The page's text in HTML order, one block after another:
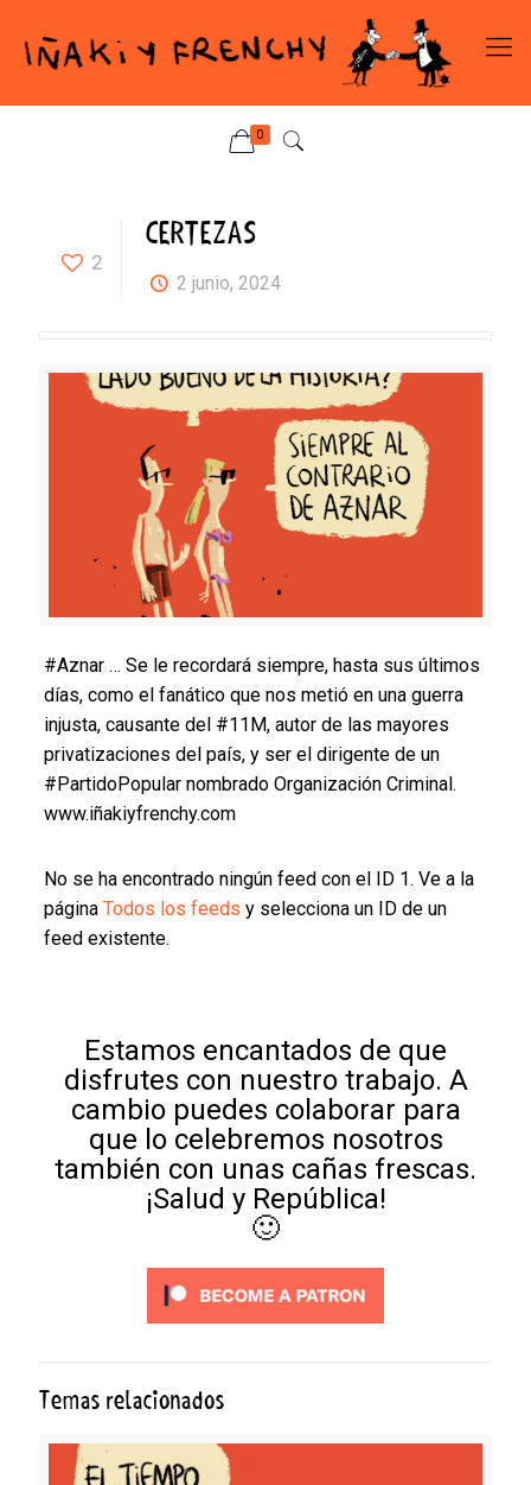
0
2
CERTEZAS
2 junio, 2024
#Aznar … Se le recordará siempre, hasta sus últimos
días, como el fanático que nos metió en una guerra
injusta, causante del #11M, autor de las mayores
privatizaciones del país, y ser el dirigente de un
#PartidoPopular nombrado Organización Criminal.
www.iñakiyfrenchy.com
No se ha encontrado ningún feed con el ID 1. Ve a la
página Todos los feeds y selecciona un ID de un
feed existente.
Estamos encantados de que
disfrutes con nuestro trabajo. A
cambio puedes colaborar para
que lo celebremos nosotros
también con unas cañas frescas.
¡Salud y República!
🙂
Temas relacionados